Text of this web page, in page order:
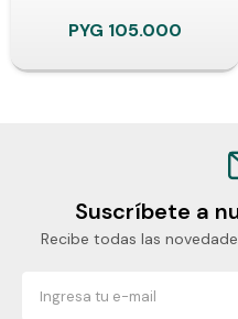
PYG 105.000
Suscríbete a
Recibe todas las